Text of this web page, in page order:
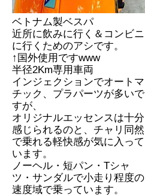
ベトナム製ベスパ
近所に飲みに行く＆コンビニ
に行くためのアシです。
↑国外使用ですwww
半径2Km専用車両
インジェクションでオートマ
チック、プラパーツが多いで
すが、
オリジナルエッセンスは十分
感じられるのと、チャリ同然
で乗れる軽快感が気に入って
います。
ノーヘル・短パン・Tシャ
ツ・サンダルで小走り程度の
速度域で乗っています。